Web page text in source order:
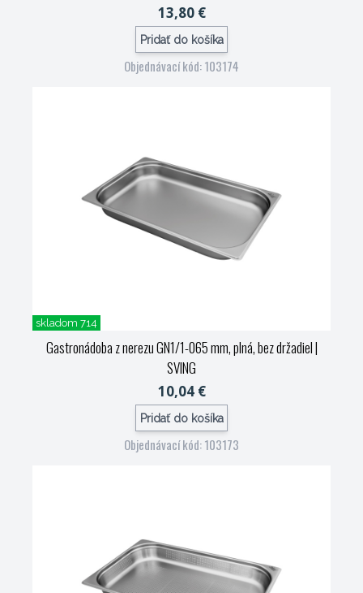
13,80 €
Pridať do košíka
Objednávací kód: 103174
skladom 714
Gastronádoba z nerezu GN1/1-065 mm, plná, bez držadiel|
SVING
10,04 €
Pridať do košíka
Objednávací kód: 103173